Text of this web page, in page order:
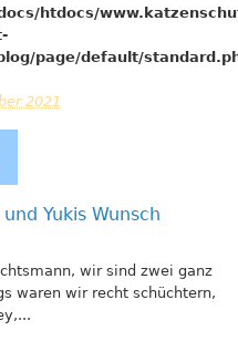
htdocs/
page/default/
2021
Yukis Wunsch
wir sind zwei ganz
waren wir recht schüchtern,